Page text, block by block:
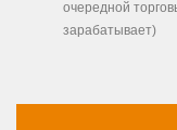
очередной
зарабатывает)